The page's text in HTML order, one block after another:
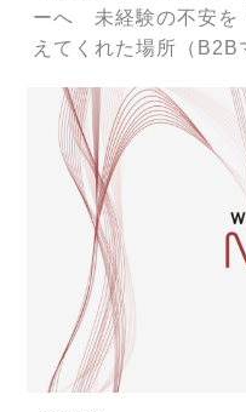
ーへ 未経験の不安を
えてくれた場所（B2B